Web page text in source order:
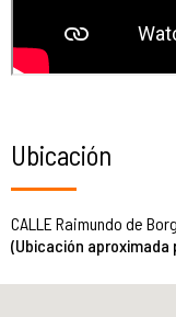
Ubicación
CALLE Raimundo de
(Ubicación